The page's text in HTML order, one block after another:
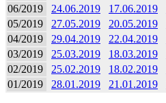
06/2019
24.06.2019 17.06.2019
05/2019
27.05.2019 20.05.2019
04/2019
29.04.2019 22.04.2019
03/2019
25.03.2019 18.03.2019
02/2019
25.02.2019 18.02.2019
01/2019
28.01.2019 21.01.2019